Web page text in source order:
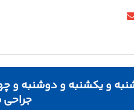
جراحی ۱۵ تا ۱۹-ساعت ویزیت ۱۹ تا ۲۱